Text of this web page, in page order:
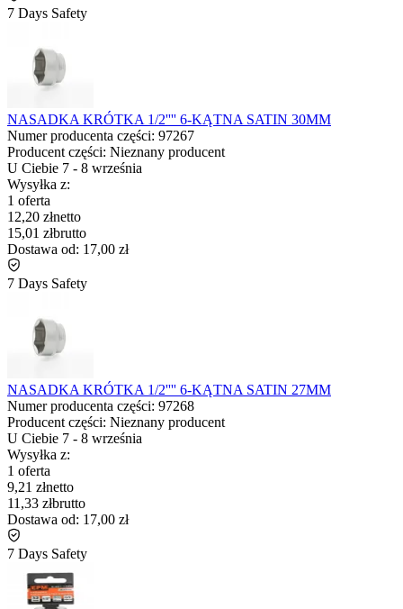
7 Days Safety
NASADKA KRÓTKA 1/2'''' 6-KĄTNA SATIN 30MM
Numer producenta części: 97267
Producent części: Nieznany producent
U Ciebie 7 - 8 września
Wysyłka z:
1 oferta
12,20 złnetto
15,01 złbrutto
Dostawa od: 17,00 zł
7 Days Safety
NASADKA KRÓTKA 1/2'''' 6-KĄTNA SATIN 27MM
Numer producenta części: 97268
Producent części: Nieznany producent
U Ciebie 7 - 8 września
Wysyłka z:
1 oferta
9,21 złnetto
11,33 złbrutto
Dostawa od: 17,00 zł
7 Days Safety